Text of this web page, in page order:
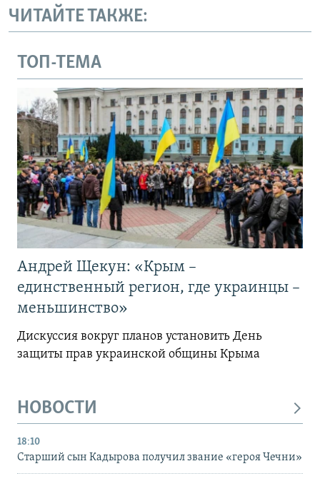
ЧИТАЙТЕ ТАКЖЕ:
ТОП-ТЕМА
Андрей Щекун: «Крым –
единственный регион, где украинцы –
меньшинство»
Дискуссия вокруг планов установить День
защиты прав украинской общины Крыма
НОВОСТИ
18:10
Старший сын Кадырова получил звание «героя Чечни»